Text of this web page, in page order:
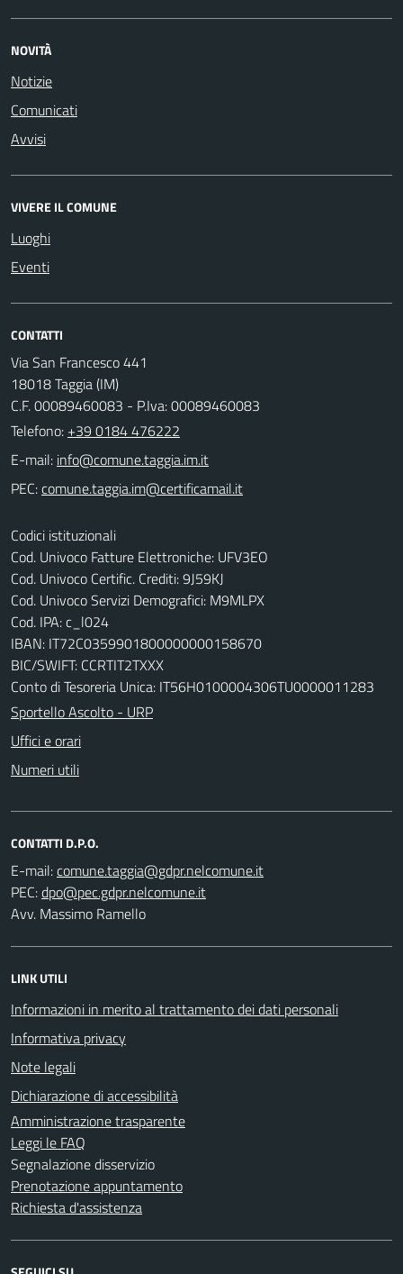
NOVITÀ
Notizie
Comunicati
Avvisi
VIVERE IL COMUNE
Luoghi
Eventi
CONTATTI
Via San Francesco 441
18018 Taggia (IM)
C.F. 00089460083 - P.Iva: 00089460083
Telefono: +39 0184 476222
E-mail:
PEC:
Codici istituzionali
Cod. Univoco Fatture Elettroniche: UFV3EO
Cod. Univoco Certific. Crediti: 9J59KJ
Cod. Univoco Servizi Demografici: M9MLPX
Cod. IPA: c_l024
IBAN: IT72C0359901800000000158670
BIC/SWIFT: CCRTIT2TXXX
Conto di Tesoreria Unica: IT56H0100004306TU0000011283
Sportello Ascolto - URP
Uffici e orari
Numeri utili
CONTATTI D.P.O.
E-mail:
PEC:
Avv. Massimo Ramello
LINK UTILI
Informazioni in merito al trattamento dei dati personali
Informativa privacy
Note legali
Dichiarazione di accessibilità
Amministrazione trasparente
Leggi le FAQ
Segnalazione disservizio
Prenotazione appuntamento
Richiesta d'assistenza